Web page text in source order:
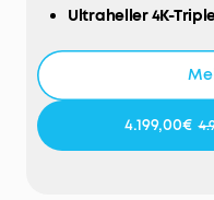
Ultraheller 4K-
für
Tiefe 4.199,00€